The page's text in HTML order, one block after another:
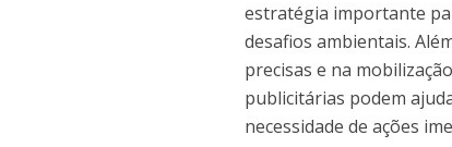
estratégia importante
desafios ambientais.
precisas e na
publicitárias podem
necessidade de ações